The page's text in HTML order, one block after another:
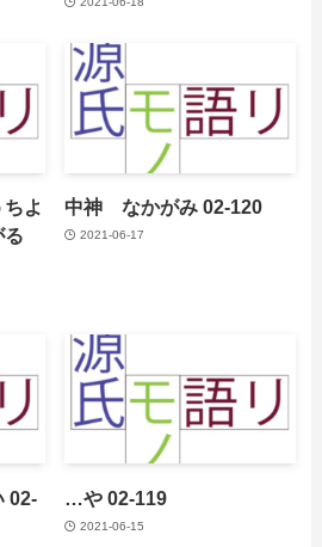
よ
る
中神 なかがみ 02-120
2021-06-17
02-
…や 02-119
2021-06-15